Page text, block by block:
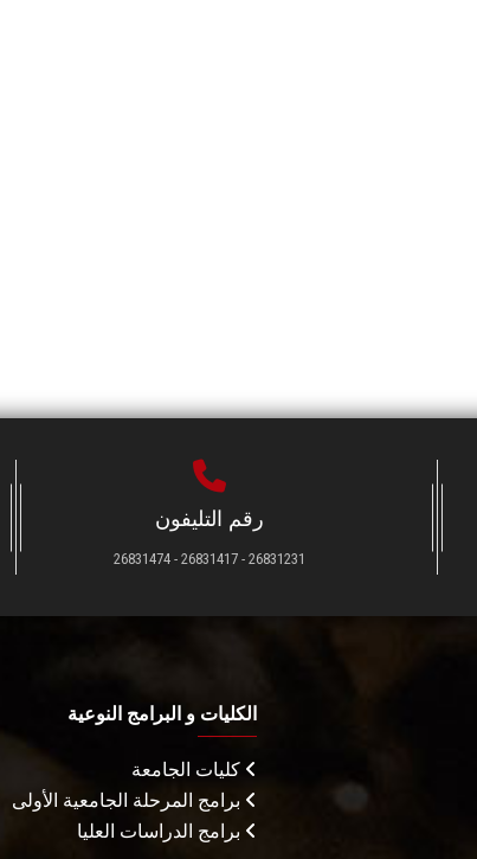
رقم التليفون
26831231 - 26831417 - 26831474
الكليات و البرامج النوعية
كليات الجامعة
برامج المرحلة الجامعية الأولى
برامج الدراسات العليا